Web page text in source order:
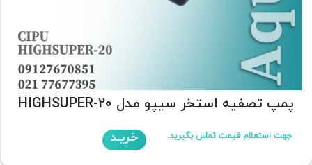
پمپ تصفیه استخر سیپو مدل HIGHSUPER-20
جهت استعلام قیمت تماس بگیرید. خریـد